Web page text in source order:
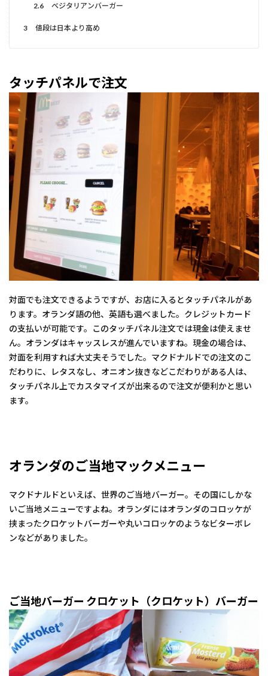
2.6 ベジタリアンバーガー
3 値段は日本より高め
タッチパネルで注文
対面でも注文できるようですが、お店に入るとタッチパネルがあ
ります。オランダ語の他、英語も選べました。クレジットカード
の支払いが可能です。このタッチパネル注文では現金は使えませ
ん。オランダはキャッスレスが進んでいますね。現金の場合は、
対面を利用すれば大丈夫そうでした。マクドナルドでの注文のこ
だわりに、レタスなし、オニオン抜きなどこだわりがある人は、
タッチパネル上でカスタマイズが出来るので注文が便利かと思い
ます。
オランダのご当地マックメニュー
マクドナルドといえば、世界のご当地バーガー。その国にしかな
いご当地メニューですよね。オランダにはオランダのコロッケが
挟まったクロケットバーガーや丸いコロッケのようなビターボレ
ンなどがありました。
ご当地バーガー クロケット（クロケット）バーガー